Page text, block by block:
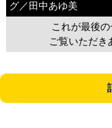
グ／田中あゆ美
これが最後
ご覧いただき